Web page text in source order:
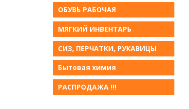
ОБУВЬ РАБОЧАЯ
МЯГКИЙ ИНВЕНТАРЬ
СИЗ, ПЕРЧАТКИ, РУКАВИЦЫ
Бытовая химия
РАСПРОДАЖА !!!